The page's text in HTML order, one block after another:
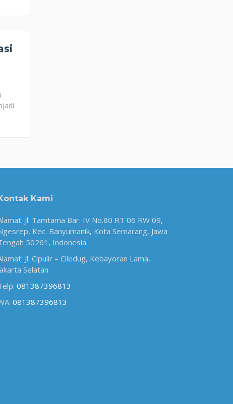
Kami
Jl. Tamtama Bar. IV No.80 RT 06 RW 09,
Kec. Banyumanik, Kota Semarang, Jawa
50261, Indonesia
Jl. Cipulir – Ciledug, Kebayoran Lama,
Selatan
081387396813
081387396813